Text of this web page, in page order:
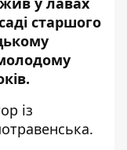
старшого
із
.